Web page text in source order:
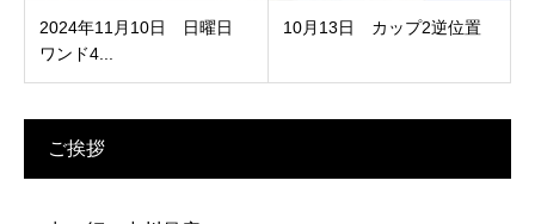
2024年11月10日 日曜日
ワンド4...
10月13日 カップ2逆位置
ご挨拶